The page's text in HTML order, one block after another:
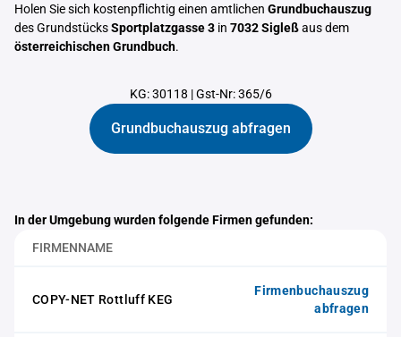
Holen Sie sich kostenpflichtig einen amtlichen Grundbuchauszug
des GrundstücksSportplatzgasse 3 in 7032 Sigleßaus dem
österreichischen Grundbuch.
KG: 30118 |Gst-Nr: 365/6
Grundbuchauszug abfragen
In der Umgebung wurden folgende Firmen gefunden:
FIRMENNAME
COPY-NET Rottluff KEG
Firmenbuchauszug
abfragen